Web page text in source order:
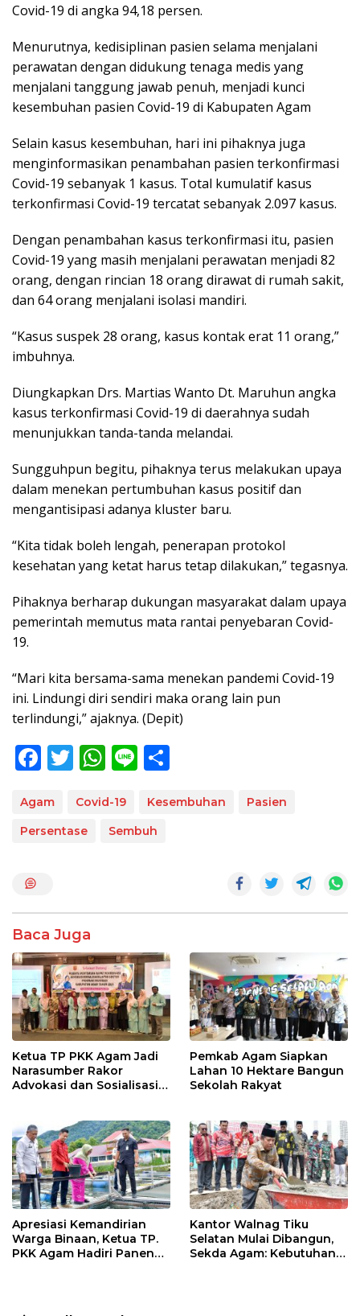
Covid-19 di angka 94,18 persen.
Menurutnya, kedisiplinan pasien selama menjalani
perawatan dengan didukung tenaga medis yang
menjalani tanggung jawab penuh, menjadi kunci
kesembuhan pasien Covid-19 di Kabupaten Agam
Selain kasus kesembuhan, hari ini pihaknya juga
menginformasikan penambahan pasien terkonfirmasi
Covid-19 sebanyak 1 kasus. Total kumulatif kasus
terkonfirmasi Covid-19 tercatat sebanyak 2.097 kasus.
Dengan penambahan kasus terkonfirmasi itu, pasien
Covid-19 yang masih menjalani perawatan menjadi 82
orang, dengan rincian 18 orang dirawat di rumah sakit,
dan 64 orang menjalani isolasi mandiri.
“Kasus suspek 28 orang, kasus kontak erat 11 orang,”
imbuhnya.
Diungkapkan Drs. Martias Wanto Dt. Maruhun angka
kasus terkonfirmasi Covid-19 di daerahnya sudah
menunjukkan tanda-tanda melandai.
Sungguhpun begitu, pihaknya terus melakukan upaya
dalam menekan pertumbuhan kasus positif dan
mengantisipasi adanya kluster baru.
“Kita tidak boleh lengah, penerapan protokol
kesehatan yang ketat harus tetap dilakukan,” tegasnya.
Pihaknya berharap dukungan masyarakat dalam upaya
pemerintah memutus mata rantai penyebaran Covid-
19.
“Mari kita bersama-sama menekan pandemi Covid-19
ini. Lindungi diri sendiri maka orang lain pun
terlindungi,” ajaknya. (Depit)
F
e
b
k
T
itt
er
W
at
s
p
Li
e ar
Agam Covid-19 Kesembuhan
Pasien
Persentase
Sembuh
Baca Juga
Ketua TP PKK Agam Jadi
Narasumber Rakor
Advokasi dan Sosialisasi
Pemkab Agam Siapkan
Lahan 10 Hektare Bangun
Sekolah Rakyat
Apresiasi Kemandirian
Warga Binaan, Ketua TP.
PKK Agam Hadiri Panen
Kantor Walnag Tiku
Selatan Mulai Dibangun,
Sekda Agam: Kebutuhan